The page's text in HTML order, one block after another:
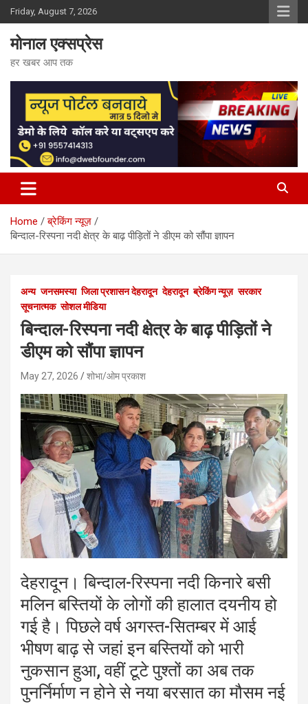
Skip
to
content
Friday, August 7, 2026
मोनाल एक्सप्रेस
हर खबर आप तक
Home
ब्रेकिंग न्यूज़
बिन्दाल-रिस्पना नदी क्षेत्र के बाढ़ पीड़ितों ने डीएम को सौंपा ज्ञापन
अन्य जनसमस्या जिला प्रशासन देहरादून देहरादून ब्रेकिंग न्यूज़ सरकार
सूचनात्मक सोशल मीडिया
बिन्दाल-रिस्पना नदी क्षेत्र के बाढ़ पीड़ितों ने
डीएम को सौंपा ज्ञापन
May 27, 2026 शोभा/ओम प्रकाश
देहरादून। बिन्दाल-रिस्पना नदी किनारे बसी
मलिन बस्तियों के लोगों की हालात दयनीय हो
गई है। पिछले वर्ष अगस्त-सितम्बर में आई
भीषण बाढ़ से जहां इन बस्तियों को भारी
नुकसान हुआ, वहीं टूटे पुश्तों का अब तक
पुनर्निर्माण न होने से नया बरसात का मौसम नई